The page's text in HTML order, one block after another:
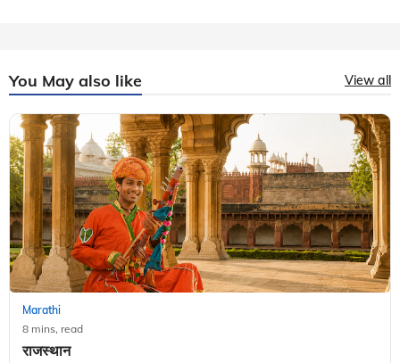
You May also like View all
Marathi
8 mins, read
राजस्थान